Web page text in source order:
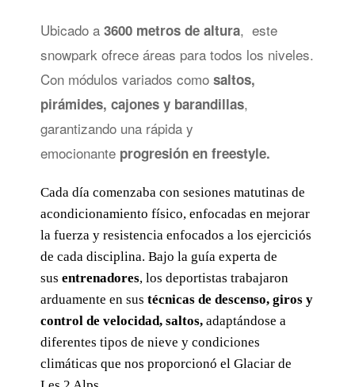
Ubicado a3600 metros de altura, este
snowpark ofrece áreas para todos los niveles.
Con módulos variados comosaltos,
pirámides, cajones y barandillas,
garantizando una rápida y
emocionante progresión en freestyle.
Cada día comenzaba con sesiones matutinas de
acondicionamiento físico, enfocadas en mejorar
la fuerza y resistencia enfocados a los ejerciciós
de cada disciplina.Bajo la guía experta de
susentrenadores, los deportistas trabajaron
arduamente en sus técnicas de descenso, giros y
control de velocidad, saltos, adaptándose a
diferentes tipos de nieve y condiciones
climáticas que nos proporcionó el Glaciar de